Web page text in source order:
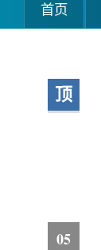
首页
顶
05